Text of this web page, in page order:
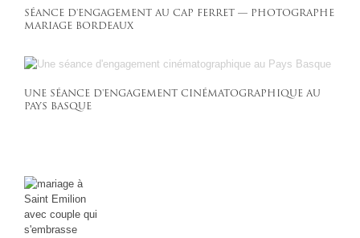
SÉANCE D'ENGAGEMENT AU CAP FERRET — PHOTOGRAPHE
MARIAGE BORDEAUX
UNE SÉANCE D'ENGAGEMENT CINÉMATOGRAPHIQUE AU
PAYS BASQUE